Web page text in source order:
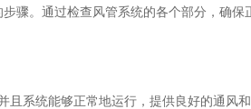
骤。通过检查风管系统的各个部分，确保
系统能够正常地运行，提供良好的通风和